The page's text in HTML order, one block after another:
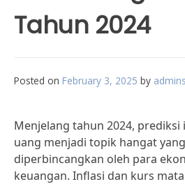
Tahun 2024
Posted on February 3, 2025 by
Menjelang tahun 2024,
uang menjadi topik hangat
diperbincangkan oleh para
keuangan. Inflasi dan kurs